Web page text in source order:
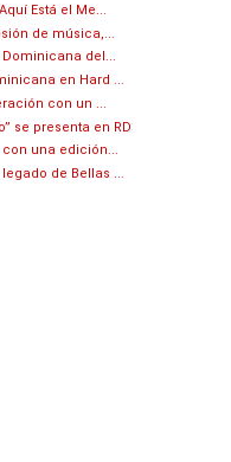
Está el Me...
de música,...
del...
en Hard ...
con un ...
se presenta en RD
con una edición...
de Bellas ...